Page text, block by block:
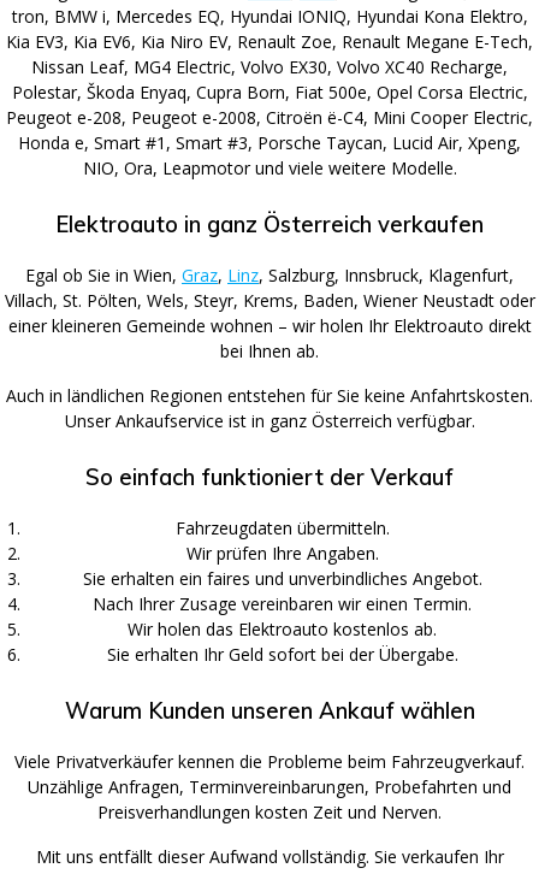
tron, BMW i, Mercedes EQ, Hyundai IONIQ, Hyundai Kona Elektro,
Kia EV3, Kia EV6, Kia Niro EV, Renault Zoe, Renault Megane E-Tech,
Nissan Leaf, MG4 Electric, Volvo EX30, Volvo XC40 Recharge,
Polestar, Škoda Enyaq, Cupra Born, Fiat 500e, Opel Corsa Electric,
Peugeot e-208, Peugeot e-2008, Citroën ë-C4, Mini Cooper Electric,
Honda e, Smart #1, Smart #3, Porsche Taycan, Lucid Air, Xpeng,
NIO, Ora, Leapmotor und viele weitere Modelle.
Elektroauto in ganz Österreich verkaufen
Egal ob Sie in Wien, Graz, Linz, Salzburg, Innsbruck, Klagenfurt,
Villach, St. Pölten, Wels, Steyr, Krems, Baden, Wiener Neustadt oder
einer kleineren Gemeinde wohnen – wir holen Ihr Elektroauto direkt
bei Ihnen ab.
Auch in ländlichen Regionen entstehen für Sie keine Anfahrtskosten.
Unser Ankaufservice ist in ganz Österreich verfügbar.
So einfach funktioniert der Verkauf
Fahrzeugdaten übermitteln.
Wir prüfen Ihre Angaben.
Sie erhalten ein faires und unverbindliches Angebot.
Nach Ihrer Zusage vereinbaren wir einen Termin.
Wir holen das Elektroauto kostenlos ab.
Sie erhalten Ihr Geld sofort bei der Übergabe.
Warum Kunden unseren Ankauf wählen
Viele Privatverkäufer kennen die Probleme beim Fahrzeugverkauf.
Unzählige Anfragen, Terminvereinbarungen, Probefahrten und
Preisverhandlungen kosten Zeit und Nerven.
Mit uns entfällt dieser Aufwand vollständig. Sie verkaufen Ihr